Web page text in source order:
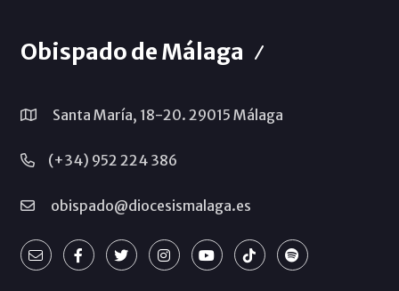
Obispado de Málaga
Santa María, 18-20. 29015 Málaga
(+34) 952 224 386
obispado@diocesismalaga.es